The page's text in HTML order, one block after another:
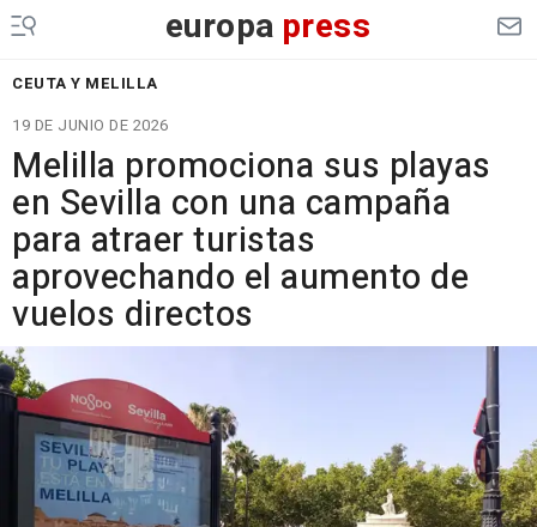
europa press
CEUTA Y MELILLA
19 DE JUNIO DE 2026
Melilla promociona sus playas
en Sevilla con una campaña
para atraer turistas
aprovechando el aumento de
vuelos directos